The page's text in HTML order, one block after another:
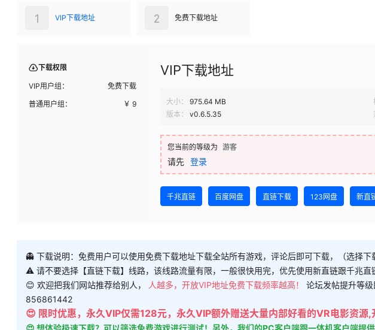
VIP下载地址
1 免费下载地址
2
下载权限
VIP用户组：
免费下载
普通用户组：
￥ 9
VIP下载地址
大小： 975.64 MB
版本：
v0.6.5.35
您当前的等级为 游客
请先 登录
千兆直链 百度网盘 直链下载 123网盘 新直
👻 下载说明：免费用户可以使用免费下载地址下载全站所有游戏，评论后即可下载，（选择
⚠ 请不要选择【直链下载】线路，该线路流量有限，一般很快用完，优先使用新直链跟千兆直
😊 欢迎把我们网站推荐给别人，
人越多，开放VIP地址免费下载频率越高！ 论坛发帖提升等级
856861442
😍 限时优惠，永久VIP仅需128元，永久VIP额外赠送大量内部好看的VR电影资源,
😍 想体验极速下载？可以筛选免费游戏进行测试！另外，我们的PC客户端跟一体机客户端提